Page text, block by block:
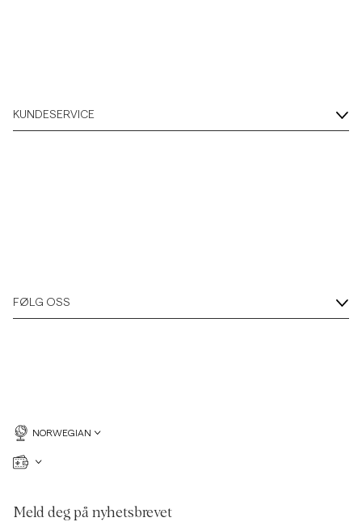
KUNDESERVICE
FØLG OSS
NORWEGIAN
Meld deg på nyhetsbrevet